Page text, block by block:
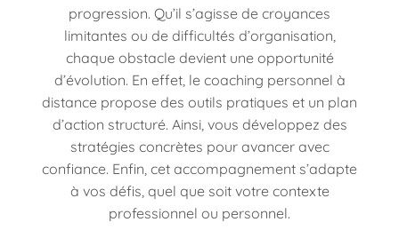
progression. Qu’il s’agisse de croyances
limitantes ou de difficultés d’organisation,
chaque obstacle devient une opportunité
d’évolution. En effet, le coaching personnel à
distance propose des outils pratiques et un plan
d’action structuré. Ainsi, vous développez des
stratégies concrètes pour avancer avec
confiance. Enfin, cet accompagnement s’adapte
à vos défis, quel que soit votre contexte
professionnel ou personnel.